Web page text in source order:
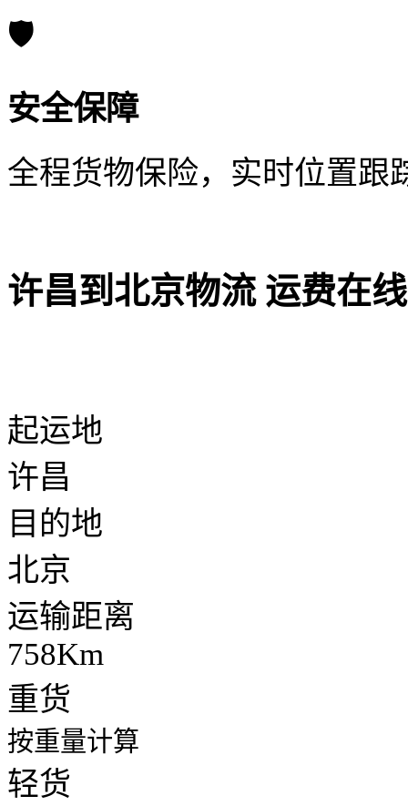
🛡️
安全保障
全程货物保险，实时位置跟
许昌到北京物流 运费在
起运地
许昌
目的地
北京
运输距离
758Km
重货
按重量计算
轻货